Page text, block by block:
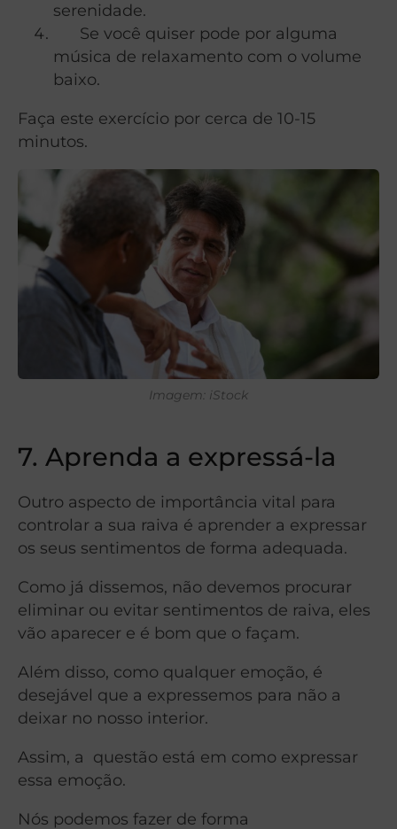
serenidade.
Se você quiser pode por alguma
música de relaxamento com o volume
baixo.
Faça este exercício por cerca de 10-15
minutos.
Imagem: iStock
7. Aprenda a expressá-la
Outro aspecto de importância vital para
controlar a sua raiva é aprender a expressar
os seus sentimentos de forma adequada.
Como já dissemos, não devemos procurar
eliminar ou evitar sentimentos de raiva, eles
vão aparecer e é bom que o façam.
Além disso, como qualquer emoção, é
desejável que a expressemos para não a
deixar no nosso interior.
Assim, a questão está em como expressar
essa emoção.
Nós podemos fazer de forma